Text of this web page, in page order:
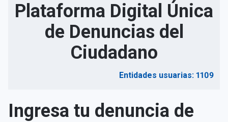
Plataforma Digital Única
de Denuncias del
Ciudadano
Entidades usuarias: 1109
Ingresa tu denuncia de